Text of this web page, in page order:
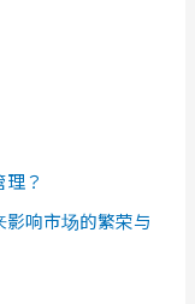
？
响市场的繁荣与